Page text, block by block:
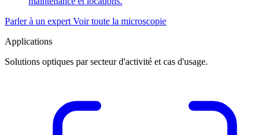
Parler à un expert Voir toute la microscopie
Applications
Solutions optiques par secteur d'activité et cas d'usage.